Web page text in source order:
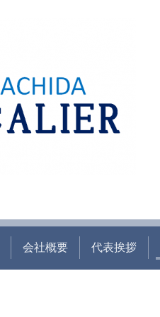
会社概要 代表挨拶